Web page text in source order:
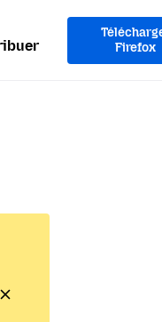
Firefox